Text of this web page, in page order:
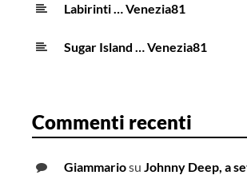
Labirinti … Venezia81
Sugar Island … Venezia81
Commenti recenti
Giammariosu Johnny Deep, a